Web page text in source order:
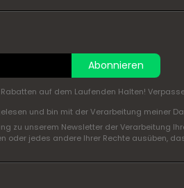
Abonnieren
auf dem Laufenden Halten!
und bin mit der Verarbeitung meiner
zu unserem Newsletter der Verarbeitung
oder jedes andere Ihrer Rechte ausüben,